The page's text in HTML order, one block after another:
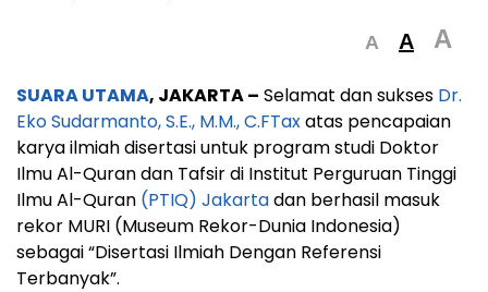
A A A
SUARA UTAMA, JAKARTA – Selamat dan sukses Dr.
Eko Sudarmanto, S.E., M.M., C.FTaxatas pencapaian
karya ilmiah disertasi untuk program studi Doktor
Ilmu Al-Quran dan Tafsir di Institut Perguruan Tinggi
Ilmu Al-Quran (PTIQ) Jakartadan berhasil masuk
rekor MURI (Museum Rekor-Dunia Indonesia)
sebagai “Disertasi Ilmiah Dengan Referensi
Terbanyak”.